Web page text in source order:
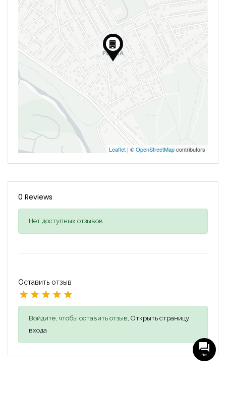
Leaflet | ©OpenStreetMapcontributors
0 Reviews
Нет доступных отзывов
Оставить отзыв
Войдите, чтобы оставить отзыв, Открыть страницу
входа
Чат